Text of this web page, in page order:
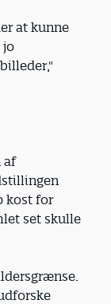
at kunne
jo
af
kost for
set skulle